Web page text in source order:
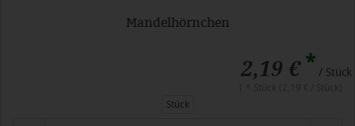
Mandelhörnchen
2,19 €* / Stück
Stück